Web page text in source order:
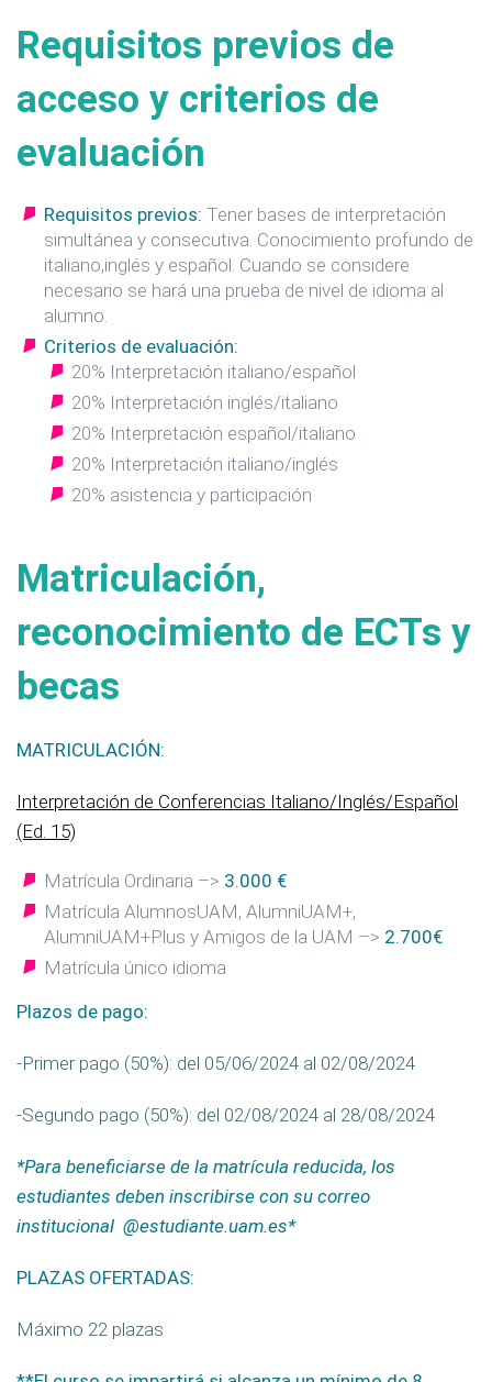
Requisitos previos de
acceso y criterios de
evaluación
Requisitos previos: Tener bases de interpretación
simultánea y consecutiva. Conocimiento profundo de
italiano,inglés y español. Cuando se considere
necesario se hará una prueba de nivel de idioma al
alumno.
Criterios de evaluación:
20% Interpretación italiano/español
20% Interpretación inglés/italiano
20% Interpretación español/italiano
20% Interpretación italiano/inglés
20% asistencia y participación
Matriculación,
reconocimiento de ECTs y
becas
MATRICULACIÓN:
Interpretación de Conferencias Italiano/Inglés/Español
(Ed. 15)
Matrícula Ordinaria –> 3.000 €
Matrícula AlumnosUAM, AlumniUAM+,
AlumniUAM+Plus y Amigos de la UAM –> 2.700€
Matrícula único idioma
Plazos de pago:
-Primer pago (50%): del 05/06/2024 al 02/08/2024
-Segundo pago (50%): del 02/08/2024 al 28/08/2024
*Para beneficiarse de la matrícula reducida, los
estudiantes deben inscribirse con su correo
institucional @estudiante.uam.es*
PLAZAS OFERTADAS:
Máximo 22 plazas